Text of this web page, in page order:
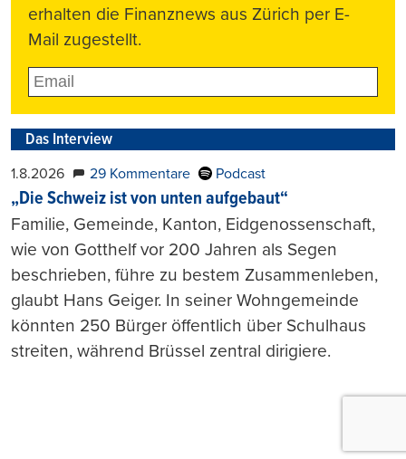
erhalten die Finanznews aus Zürich per E-
Mail zugestellt.
Das Interview
1.8.2026 29 Kommentare Podcast
„Die Schweiz ist von unten aufgebaut“
Familie, Gemeinde, Kanton, Eidgenossenschaft,
wie von Gotthelf vor 200 Jahren als Segen
beschrieben, führe zu bestem Zusammenleben,
glaubt Hans Geiger. In seiner Wohngemeinde
könnten 250 Bürger öffentlich über Schulhaus
streiten, während Brüssel zentral dirigiere.